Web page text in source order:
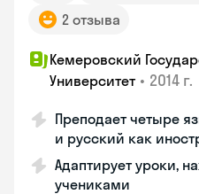
2 отзыва
Кемеровский
Университет • 2014 г.
Преподает четыре
и русский как
Адаптирует уроки,
учениками